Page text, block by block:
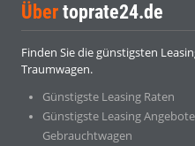
Über toprate24.de
Finden Sie die günstigsten
Traumwagen.
Günstigste Leasing Raten
Günstigste Leasing
Gebrauchtwagen